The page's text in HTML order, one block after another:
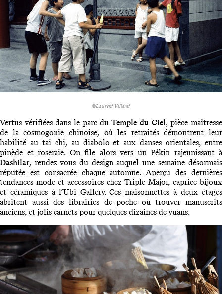
©Laurent Villeret
Vertus vérifiées dans le parc duTemple du Ciel, pièce maîtresse
de la cosmogonie chinoise, où les retraités démontrent leur
habilité au tai chi, au diabolo et aux danses orientales, entre
pinède et roseraie. On file alors vers un Pékin rajeunissant à
Dashilar, rendez-vous du design auquel une semaine désormais
réputée est consacrée chaque automne. Aperçu des dernières
tendances mode et accessoires chez Triple Major, caprice bijoux
et céramiques à l’Ubi Gallery. Ces maisonnettes à deux étages
abritent aussi des librairies de poche où trouver manuscrits
anciens, et jolis carnets pour quelques dizaines de yuans.